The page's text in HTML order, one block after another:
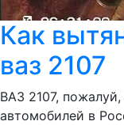
Как
ваз 2107
ВАЗ 2107,
автомобилей в